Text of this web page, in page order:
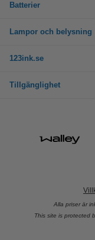
Batterier
Lampor och belysning
123ink.se
Tillgänglighet
Alla priser är
This site is protected